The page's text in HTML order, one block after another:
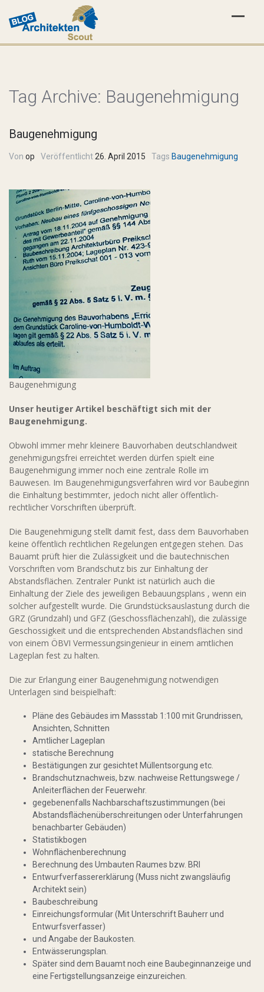
Tag Archive: Baugenehmigung
Baugenehmigung
Von op Veröffentlicht 26. April 2015 Tags Baugenehmigung
Baugenehmigung
Unser heutiger Artikel beschäftigt sich mit der
Baugenehmigung.
Obwohl immer mehr kleinere Bauvorhaben deutschlandweit
genehmigungsfrei erreichtet werden dürfen spielt eine
Baugenehmigung immer noch eine zentrale Rolle im
Bauwesen. Im Baugenehmigungsverfahren wird vor Baubeginn
die Einhaltung bestimmter, jedoch nicht aller öffentlich-
rechtlicher Vorschriften überprüft.
Die Baugenehmigung stellt damit fest, dass dem Bauvorhaben
keine öffentlich rechtlichen Regelungen entgegen stehen. Das
Bauamt prüft hier die Zulässigkeit und die bautechnischen
Vorschriften vom Brandschutz bis zur Einhaltung der
Abstandsflächen. Zentraler Punkt ist natürlich auch die
Einhaltung der Ziele des jeweiligen Bebauungsplans , wenn ein
solcher aufgestellt wurde. Die Grundstücksauslastung durch die
GRZ (Grundzahl) und GFZ (Geschossflächenzahl), die zulässige
Geschossigkeit und die entsprechenden Abstandsflächen sind
von einem ÖBVI Vermessungsingenieur in einem amtlichen
Lageplan fest zu halten.
Die zur Erlangung einer Baugenehmigung notwendigen
Unterlagen sind beispielhaft:
Pläne des Gebäudes im Massstab 1:100 mit Grundrissen,
Ansichten, Schnitten
Amtlicher Lageplan
statische Berechnung
Bestätigungen zur gesichtet Müllentsorgung etc.
Brandschutznachweis, bzw. nachweise Rettungswege /
Anleiterflächen der Feuerwehr.
gegebenenfalls Nachbarschaftszustimmungen (bei
Abstandsflächenüberschreitungen oder Unterfahrungen
benachbarter Gebäuden)
Statistikbogen
Wohnflächenberechnung
Berechnung des Umbauten Raumes bzw. BRI
Entwurfverfassererklärung (Muss nicht zwangsläufig
Architekt sein)
Baubeschreibung
Einreichungsformular (Mit Unterschrift Bauherr und
Entwurfsverfasser)
und Angabe der Baukosten.
Entwässerungsplan.
Später sind dem Bauamt noch eine Baubeginnanzeige und
eine Fertigstellungsanzeige einzureichen.